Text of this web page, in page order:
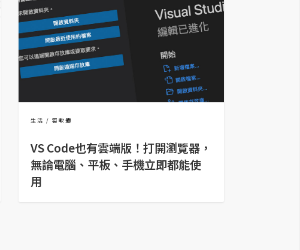
生活 雲軟體
VS Code也有雲端版！打開瀏覽器，
無論電腦、平板、手機立即都能使
用